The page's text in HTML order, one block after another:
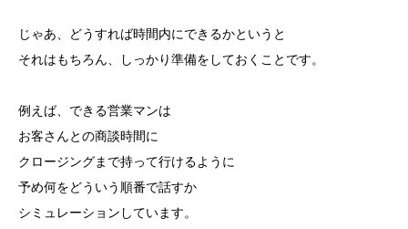
じゃあ、どうすれば時間内にできるかというと
それはもちろん、しっかり準備をしておくことです。
例えば、できる営業マンは
お客さんとの商談時間に
クロージングまで持って行けるように
予め何をどういう順番で話すか
シミュレーションしています。